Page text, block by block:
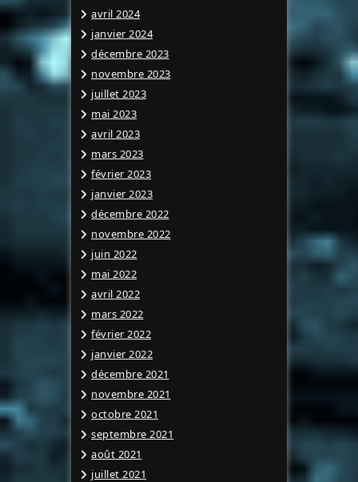
avril 2024
janvier 2024
décembre 2023
novembre 2023
juillet 2023
mai 2023
avril 2023
mars 2023
février 2023
janvier 2023
décembre 2022
novembre 2022
juin 2022
mai 2022
avril 2022
mars 2022
février 2022
janvier 2022
décembre 2021
novembre 2021
octobre 2021
septembre 2021
août 2021
juillet 2021